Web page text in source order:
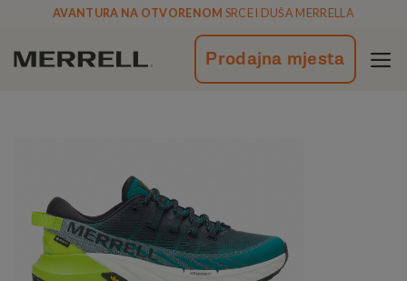
vsebino
AVANTURA NA OTVORENOM SRCE I DUŠA MERRELLA
Prodajna mjesta